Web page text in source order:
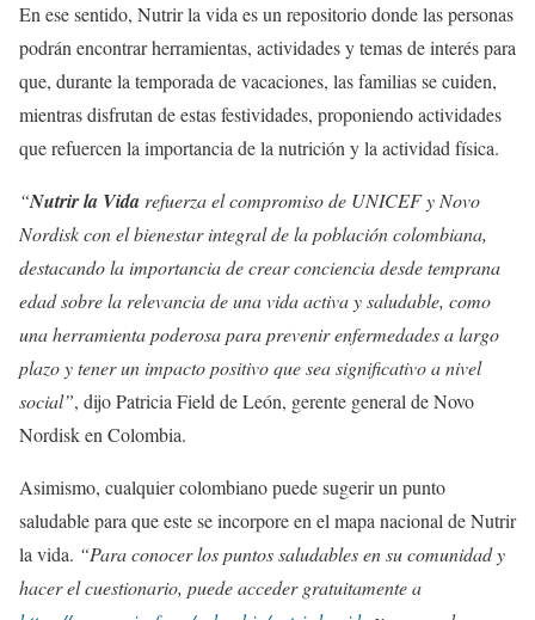
En ese sentido, Nutrir la vida es un repositorio donde las personas
podrán encontrar herramientas, actividades y temas de interés para
que, durante la temporada de vacaciones, las familias se cuiden,
mientras disfrutan de estas festividades, proponiendo actividades
que refuercen la importancia de la nutrición y la actividad física.
“Nutrir la Vidarefuerza el compromiso de UNICEF y Novo
Nordisk con el bienestar integral de la población colombiana,
destacando la importancia de crear conciencia desde temprana
edad sobre la relevancia de una vida activa y saludable, como
una herramienta poderosa para prevenir enfermedades a largo
plazo y tener un impacto positivo que sea significativo a nivel
social”, dijo Patricia Field de León, gerente general de Novo
Nordisk en Colombia.
Asimismo, cualquier colombiano puede sugerir un punto
saludable para que este se incorpore en el mapa nacional de Nutrir
la vida. “Para conocer los puntos saludables en su comunidad y
hacer el cuestionario, puede acceder gratuitamente a